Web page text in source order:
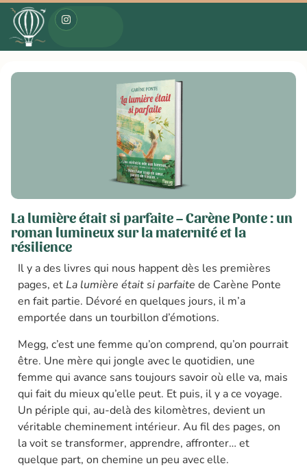
La lumière était si parfaite – Carène Ponte : un
roman lumineux sur la maternité et la
résilience
Il y a des livres qui nous happent dès les premières
pages, et La lumière était si parfaite de Carène Ponte
en fait partie. Dévoré en quelques jours, il m’a
emportée dans un tourbillon d’émotions.
Megg, c’est une femme qu’on comprend, qu’on pourrait
être. Une mère qui jongle avec le quotidien, une
femme qui avance sans toujours savoir où elle va, mais
qui fait du mieux qu’elle peut. Et puis, il y a ce voyage.
Un périple qui, au-delà des kilomètres, devient un
véritable cheminement intérieur. Au fil des pages, on
la voit se transformer, apprendre, affronter… et
quelque part, on chemine un peu avec elle.